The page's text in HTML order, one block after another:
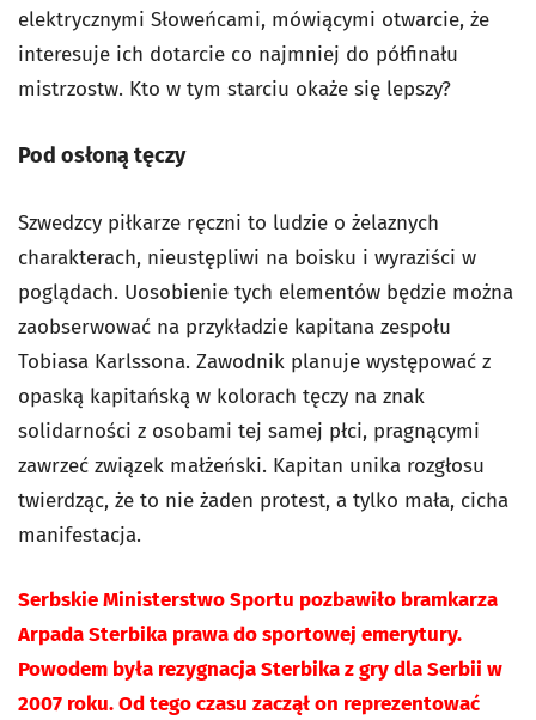
elektrycznymi Słoweńcami, mówiącymi otwarcie, że
interesuje ich dotarcie co najmniej do półfinału
mistrzostw. Kto w tym starciu okaże się lepszy?
Pod osłoną tęczy
Szwedzcy piłkarze ręczni to ludzie o żelaznych
charakterach, nieustępliwi na boisku i wyraziści w
poglądach. Uosobienie tych elementów będzie można
zaobserwować na przykładzie kapitana zespołu
Tobiasa Karlssona. Zawodnik planuje występować z
opaską kapitańską w kolorach tęczy na znak
solidarności z osobami tej samej płci, pragnącymi
zawrzeć związek małżeński. Kapitan unika rozgłosu
twierdząc, że to nie żaden protest, a tylko mała, cicha
manifestacja.
Serbskie Ministerstwo Sportu pozbawiło bramkarza
Arpada Sterbika prawa do sportowej emerytury.
Powodem była rezygnacja Sterbika z gry dla Serbii w
2007 roku. Od tego czasu zaczął on reprezentować